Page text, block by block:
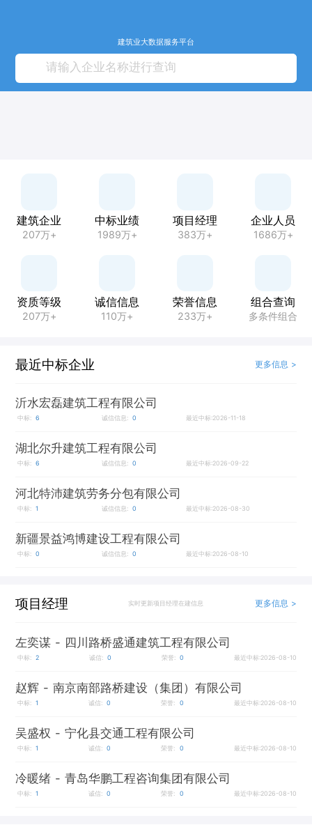
建筑业大数据服务平台
建筑企业
207万+
中标业绩
1989万+
项目经理
383万+
企业人员
1686万+
资质等级
207万+
诚信信息
110万+
荣誉信息
233万+
组合查询
多条件组合
最近中标企业 更多信息 >
沂水宏磊建筑工程有限公司
中标: 6 诚信信息: 0 最近中标:2026-11-18
湖北尔升建筑工程有限公司
中标: 6 诚信信息: 0 最近中标:2026-09-22
河北特沛建筑劳务分包有限公司
中标: 1 诚信信息: 0 最近中标:2026-08-30
新疆景益鸿博建设工程有限公司
中标: 0 诚信信息: 0 最近中标:2026-08-10
项目经理 实时更新项目经理在建信息 更多信息 >
左奕谋 - 四川路桥盛通建筑工程有限公司
中标: 2 诚信: 0 荣誉: 0 最近中标:2026-08-10
赵辉 - 南京南部路桥建设（集团）有限公司
中标: 1 诚信: 0 荣誉: 0 最近中标:2026-08-10
吴盛权 - 宁化县交通工程有限公司
中标: 1 诚信: 0 荣誉: 0 最近中标:2026-08-10
冷暖绪 - 青岛华鹏工程咨询集团有限公司
中标: 1 诚信: 0 荣誉: 0 最近中标:2026-08-10